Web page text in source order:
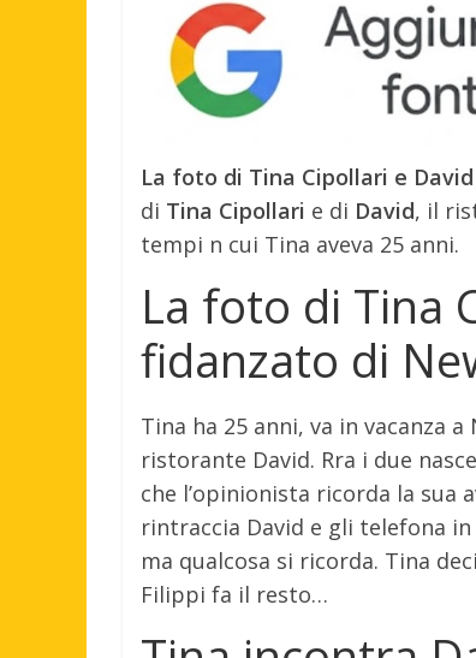
La foto di Tina Cipollari e
di Tina Cipollari e di David, il
tempi n cui Tina aveva 25 anni.
La foto di Tina
fidanzato di
Tina ha 25 anni, va in vacanza
ristorante David. Rra i due
che l’opinionista ricorda la sua
rintraccia David e gli telefona
ma qualcosa si ricorda. Tina
Filippi fa il resto…